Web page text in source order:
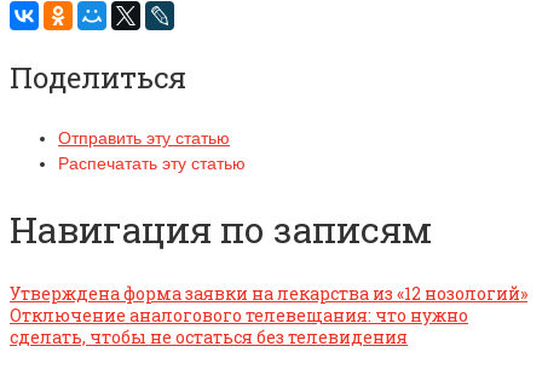
Поделиться
Отправить эту статью
Распечатать эту статью
Навигация по записям
Утверждена форма заявки на лекарства из «12 нозологий»
Отключение аналогового телевещания: что нужно
сделать, чтобы не остаться без телевидения